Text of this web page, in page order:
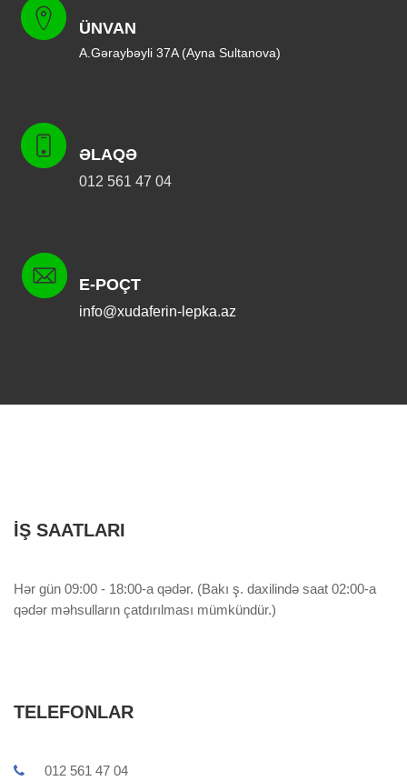
ÜNVAN
A.Gəraybəyli 37A (Ayna Sultanova)
ƏLAQƏ
012 561 47 04
E-POÇT
info@xudaferin-lepka.az
İŞ SAATLARI
Hər gün 09:00 - 18:00-a qədər. (Bakı ş. daxilində saat 02:00-a
qədər məhsulların çatdırılması mümkündür.)
TELEFONLAR
012 561 47 04